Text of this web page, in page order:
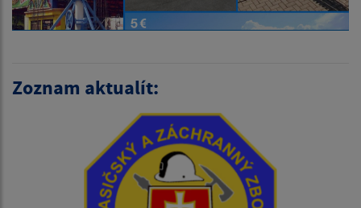
Zoznam aktualít: